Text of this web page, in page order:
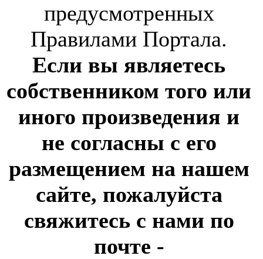
предусмотренных
Правилами Портала.
Если вы являетесь
собственником того или
иного произведения и
не согласны с его
размещением на нашем
сайте, пожалуйста
свяжитесь с нами по
почте -